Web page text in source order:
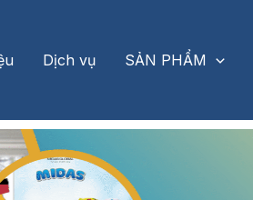
Dịch vụ SẢN PHẨM